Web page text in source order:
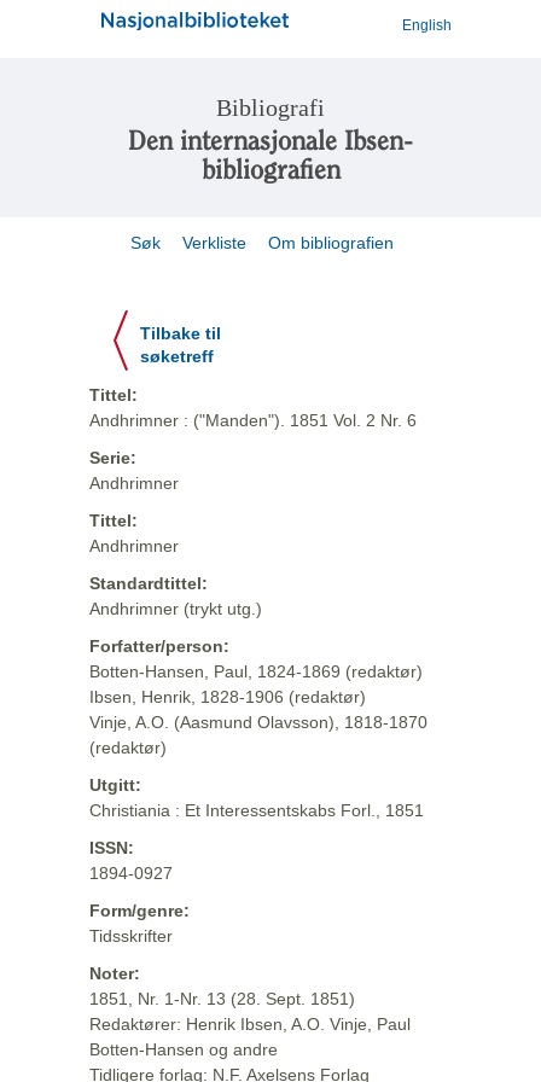
English
Bibliografi
Den internasjonale Ibsen-
bibliografien
Søk Verkliste Om bibliografien
Tilbake til
søketreff
Tittel:
Andhrimner : ("Manden"). 1851 Vol. 2 Nr. 6
Serie:
Andhrimner
Tittel:
Andhrimner
Standardtittel:
Andhrimner (trykt utg.)
Forfatter/person:
Botten-Hansen, Paul, 1824-1869 (redaktør)
Ibsen, Henrik, 1828-1906 (redaktør)
Vinje, A.O. (Aasmund Olavsson), 1818-1870
(redaktør)
Utgitt:
Christiania : Et Interessentskabs Forl., 1851
ISSN:
1894-0927
Form/genre:
Tidsskrifter
Noter:
1851, Nr. 1-Nr. 13 (28. Sept. 1851)
Redaktører: Henrik Ibsen, A.O. Vinje, Paul
Botten-Hansen og andre
Tidligere forlag: N.F. Axelsens Forlag